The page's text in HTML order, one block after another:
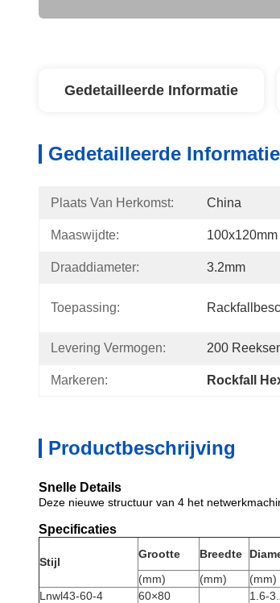
Gedetailleerde Informatie
Gedetailleerde Informatie
Plaats Van Herkomst: China
Maaswijdte: 100x120mm
Draaddiameter: 3.2mm
Toepassing:
Levering Vermogen: 200
Markeren: Rockfall
Productbeschrijving
Snelle Details
Deze nieuwe structuur van 4 het
Specificaties
Stijl
Grootte Breedte
(mm)
(mm) (mm)
Lnwl43-60-4
60×80
1.6-